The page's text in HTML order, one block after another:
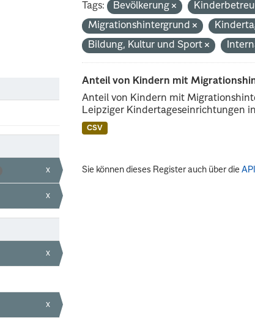
x
x
x
x
Tags: Bevölkerung
Migrationshintergrund
Bildung, Kultur und Sport
Anteil von Kindern mit
Anteil von Kindern mit
Leipziger Kindertageseinrichtungen
CSV
Sie können dieses Register auch über dieAPI